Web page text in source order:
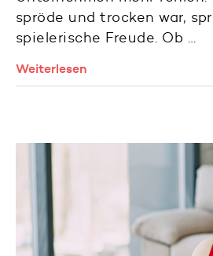
spröde und trocken war,
spielerische Freude. Ob …
Weiterlesen